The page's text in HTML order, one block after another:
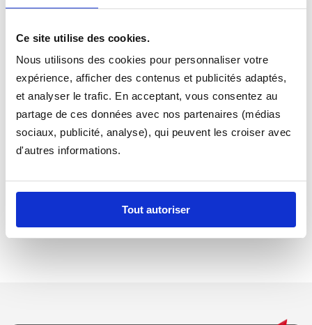
Ce site utilise des cookies.
Nous utilisons des cookies pour personnaliser votre
expérience, afficher des contenus et publicités adaptés,
et analyser le trafic. En acceptant, vous consentez au
partage de ces données avec nos partenaires (médias
sociaux, publicité, analyse), qui peuvent les croiser avec
d'autres informations.
Tout autoriser
pour votre MASERATI, nous sommes à votre disposition
au 0366194480 toute l'équipe est disponible pour vous
aider à passer votre commande ! En cas d'hésitation
appellez nous nous pourrons vous guider dans la
selection de votre modèle.